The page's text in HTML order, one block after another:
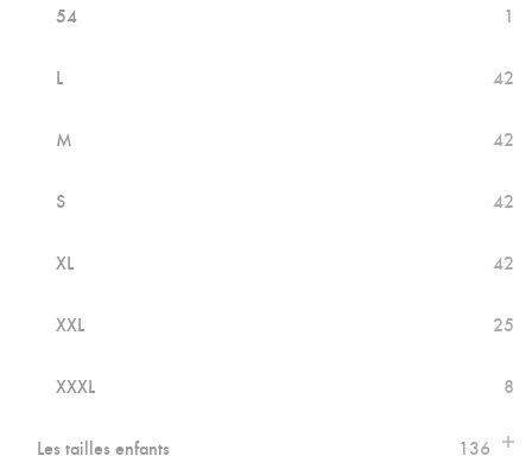
54 1
L 42
M 42
S 42
XL 42
XXL 25
XXXL 8
Les tailles enfants 136